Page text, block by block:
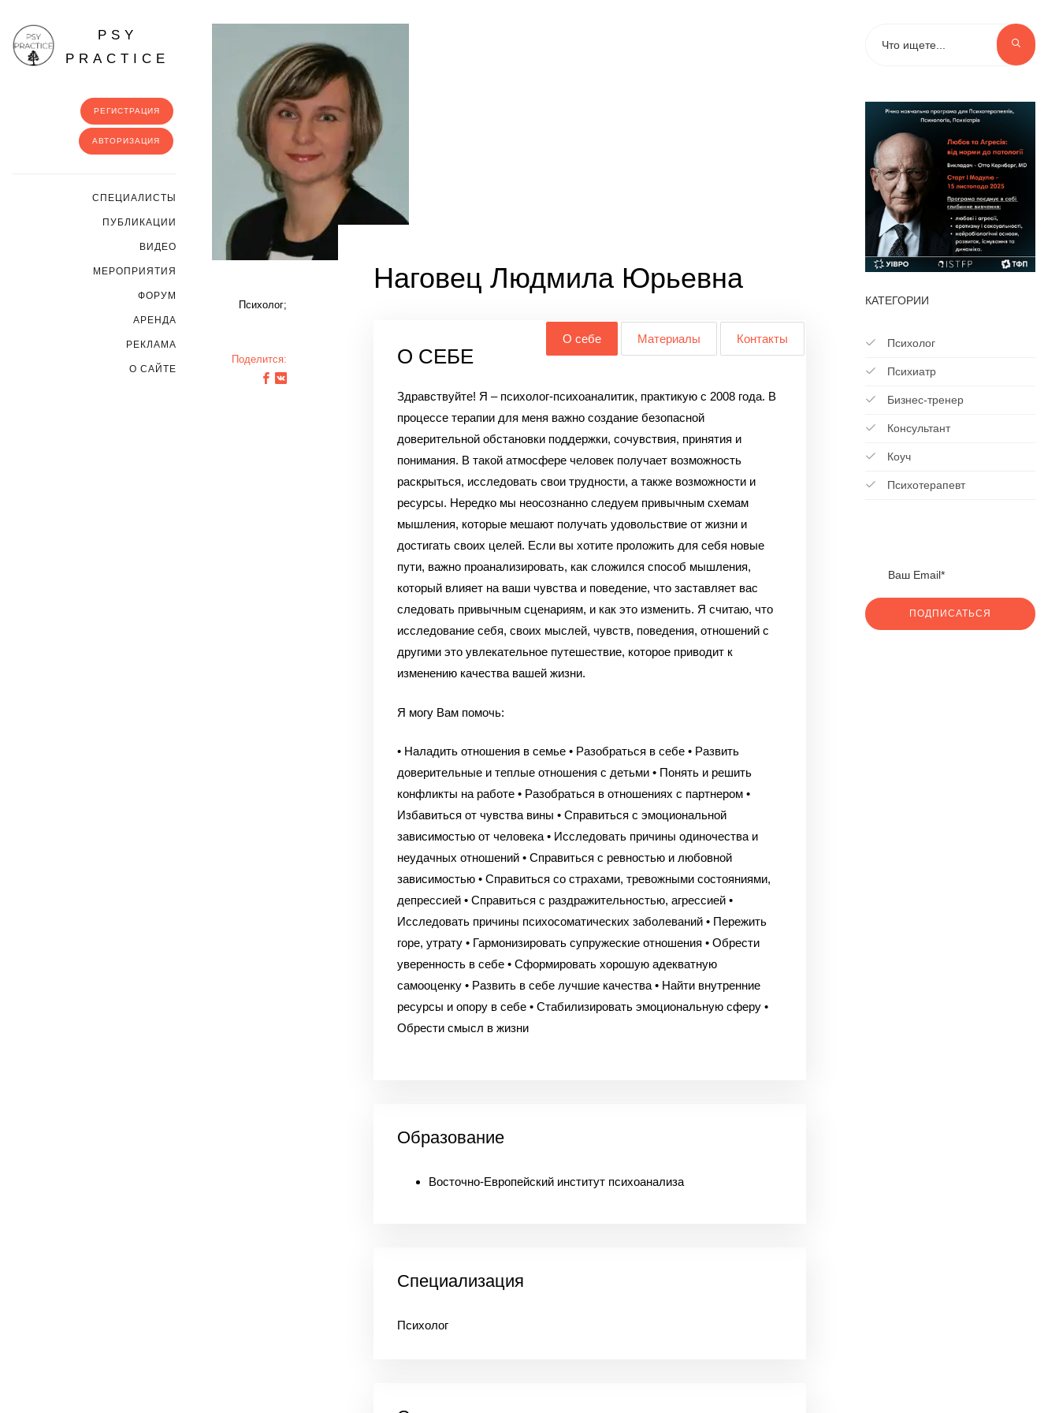
PSY
PRACTICE
РЕГИСТРАЦИЯ
АВТОРИЗАЦИЯ
CПЕЦИАЛИСТЫ
ПУБЛИКАЦИИ
ВИДЕО
МЕРОПРИЯТИЯ
ФОРУМ
АРЕНДА
РЕКЛАМА
О САЙТЕ
Психолог;
Поделится:
Наговец Людмила Юрьевна
О себе Материалы Контакты
О СЕБЕ
Здравствуйте! Я – психолог-психоаналитик, практикую с 2008 года. В
процессе терапии для меня важно создание безопасной
доверительной обстановки поддержки, сочувствия, принятия и
понимания. В такой атмосфере человек получает возможность
раскрыться, исследовать свои трудности, а также возможности и
ресурсы. Нередко мы неосознанно следуем привычным схемам
мышления, которые мешают получать удовольствие от жизни и
достигать своих целей. Если вы хотите проложить для себя новые
пути, важно проанализировать, как сложился способ мышления,
который влияет на ваши чувства и поведение, что заставляет вас
следовать привычным сценариям, и как это изменить. Я считаю, что
исследование себя, своих мыслей, чувств, поведения, отношений с
другими это увлекательное путешествие, которое приводит к
изменению качества вашей жизни.
Я могу Вам помочь:
• Наладить отношения в семье• Разобраться в себе• Развить
доверительные и теплые отношения с детьми• Понять и решить
конфликты на работе• Разобраться в отношениях с партнером•
Избавиться от чувства вины • Справиться с эмоциональной
зависимостью от человека• Исследовать причины одиночества и
неудачных отношений• Справиться с ревностью и любовной
зависимостью• Справиться со страхами, тревожными состояниями,
депрессией• Справиться с раздражительностью, агрессией•
Исследовать причины психосоматических заболеваний• Пережить
горе, утрату• Гармонизировать супружеские отношения • Обрести
уверенность в себе• Сформировать хорошую адекватную
самооценку• Развить в себе лучшие качества• Найти внутренние
ресурсы и опору в себе• Стабилизировать эмоциональную сферу•
Обрести смысл в жизни
Образование
Восточно-Европейский институт психоанализа
Специализация
Психолог
КАТЕГОРИИ
Психолог
Психиатр
Бизнес-тренер
Консультант
Коуч
Психотерапевт
ПОДПИСАТЬСЯ